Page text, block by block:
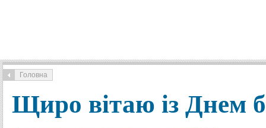
Головна
Щиро вітаю із Днем